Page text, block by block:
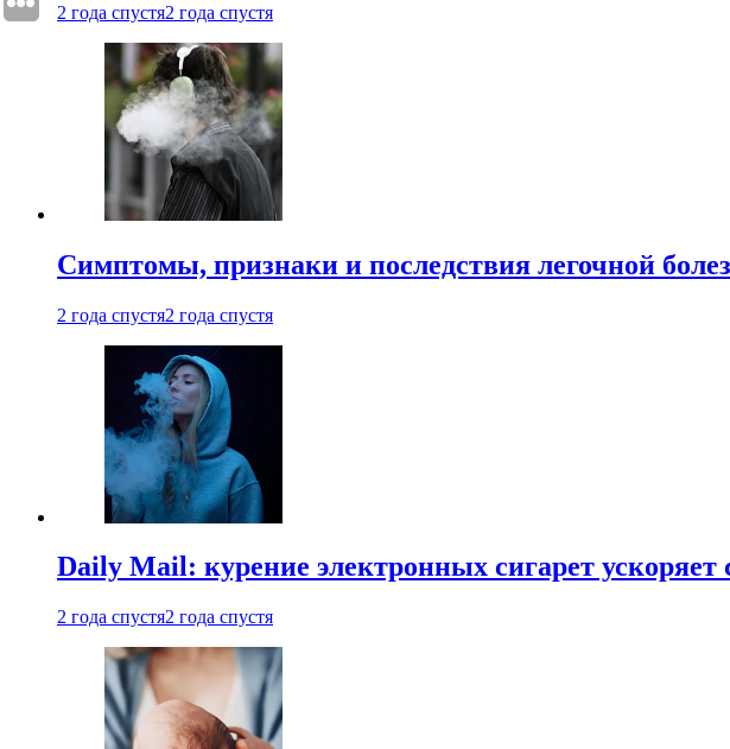
2 года спустя2 года спустя
Симптомы, признаки и последствия легочной
2 года спустя2 года спустя
Daily Mail: курение электронных сигарет ускоряет
2 года спустя2 года спустя